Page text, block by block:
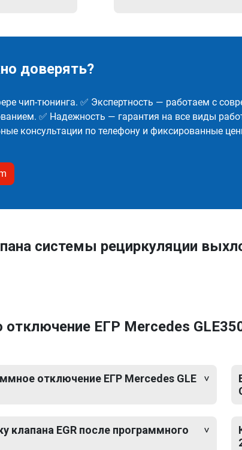
доверять?
чип-тюнинга. ✅ Экспертность — работаем с
✅ Надежность — гарантия на все виды
консультации по телефону и фиксированные
системы рециркуляции
ЕГР Mercedes
отключение ЕГР Mercedes GLE
клапана EGR после программного